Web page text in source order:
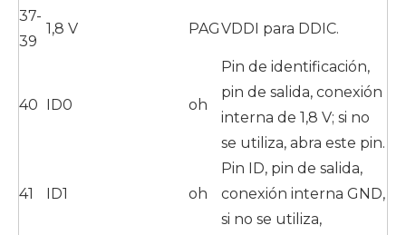
37-
39
1,8 V PAGVDDI para DDIC.
40 ID0 oh
Pin de identificación,
pin de salida, conexión
interna de 1,8 V; si no
se utiliza, abra este pin.
41 ID1 oh
Pin ID, pin de salida,
conexión interna GND,
si no se utiliza,